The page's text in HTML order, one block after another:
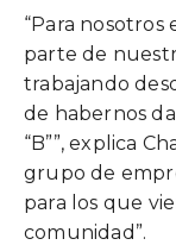
“Para nosotros
parte de
trabajando
de habernos
“B””, explica
grupo de
para los que
comunidad”.